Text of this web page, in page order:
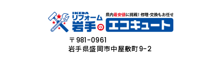
〒981-0961
岩手県盛岡市中屋敷町9-2